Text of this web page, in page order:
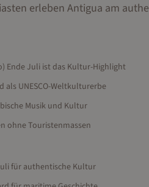
erleben Antigua am
Ende Juli ist das Kultur-Highlight
als UNESCO-Weltkulturerbe
Musik und Kultur
ohne Touristenmassen
für authentische Kultur